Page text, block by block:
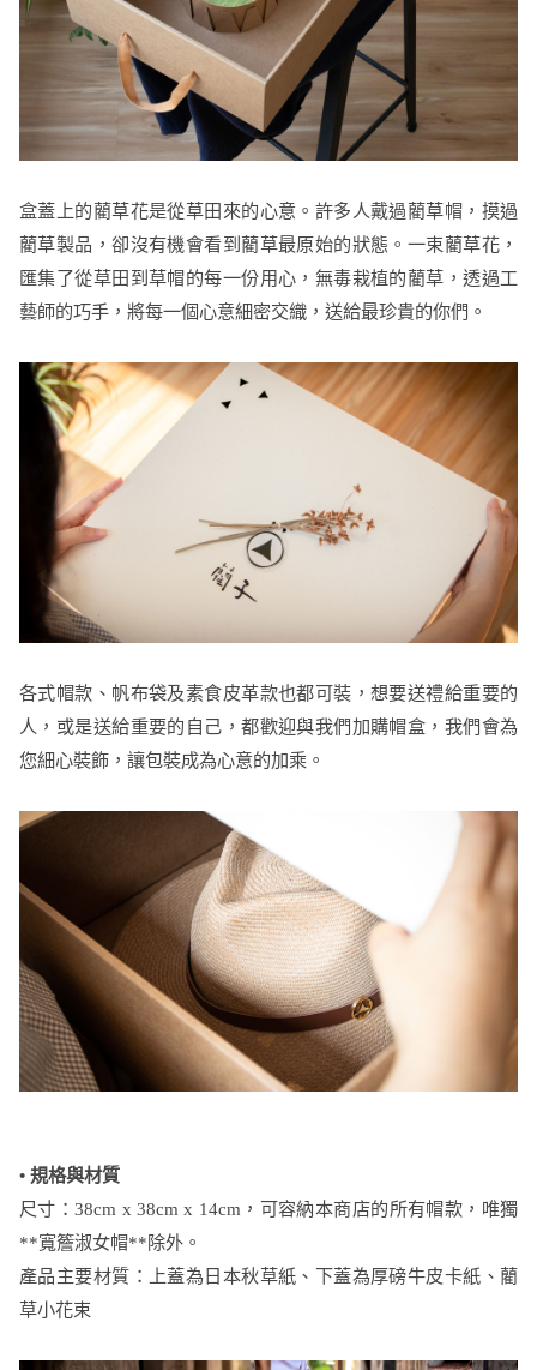
盒蓋上的藺草花是從草田來的心意。許多人戴過藺草帽，摸過
藺草製品，卻沒有機會看到藺草最原始的狀態。一束藺草花，
匯集了從草田到草帽的每一份用心，無毒栽植的藺草，透過工
藝師的巧手，將每一個心意細密交織，送給最珍貴的你們。
各式帽款、帆布袋及素食皮革款也都可裝，想要送禮給重要的
人，或是送給重要的自己，都歡迎與我們加購帽盒，我們會為
您細心裝飾，讓包裝成為心意的加乘。
• 規格與材質
尺寸：38cm x 38cm x 14cm，可容納本商店的所有帽款，唯獨
**寬簷淑女帽**除外。
產品主要材質：上蓋為日本秋草紙、下蓋為厚磅牛皮卡紙、藺
草小花束